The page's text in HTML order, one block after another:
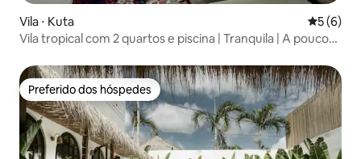
Vila ⋅ Kuta 5 de
5 (6)
Vila tropical com 2 quartos e piscina | Tranquila | A poucos
Preferido dos hóspedes
Preferido dos hóspedes